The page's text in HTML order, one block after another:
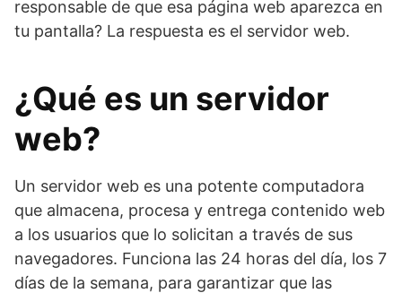
responsable de que esa página web aparezca en
tu pantalla? La respuesta es el servidor web.
¿Qué es un servidor
web?
Un servidor web es una potente computadora
que almacena, procesa y entrega contenido web
a los usuarios que lo solicitan a través de sus
navegadores. Funciona las 24 horas del día, los 7
días de la semana, para garantizar que las